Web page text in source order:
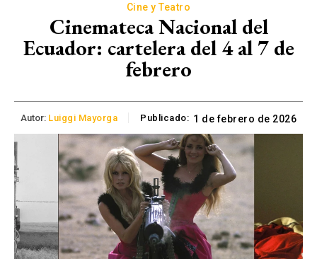
Cine y Teatro
Cinemateca Nacional del
Ecuador: cartelera del 4 al 7 de
febrero
Autor: Luiggi Mayorga Publicado: 1 de febrero de 2026